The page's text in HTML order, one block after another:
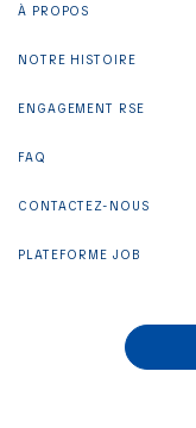
À PROPOS
NOTRE HISTOIRE
ENGAGEMENT RSE
FAQ
CONTACTEZ-NOUS
PLATEFORME JOB